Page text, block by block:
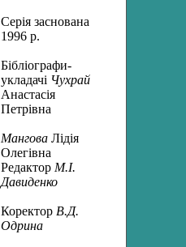
Серія заснована
1996 р.
Бібліографи-
укладачі Чухрай
Анастасія
Петрівна
Мангова Лідія
Олегівна
Редактор М.І.
Давиденко
Коректор В.Д.
Одрина